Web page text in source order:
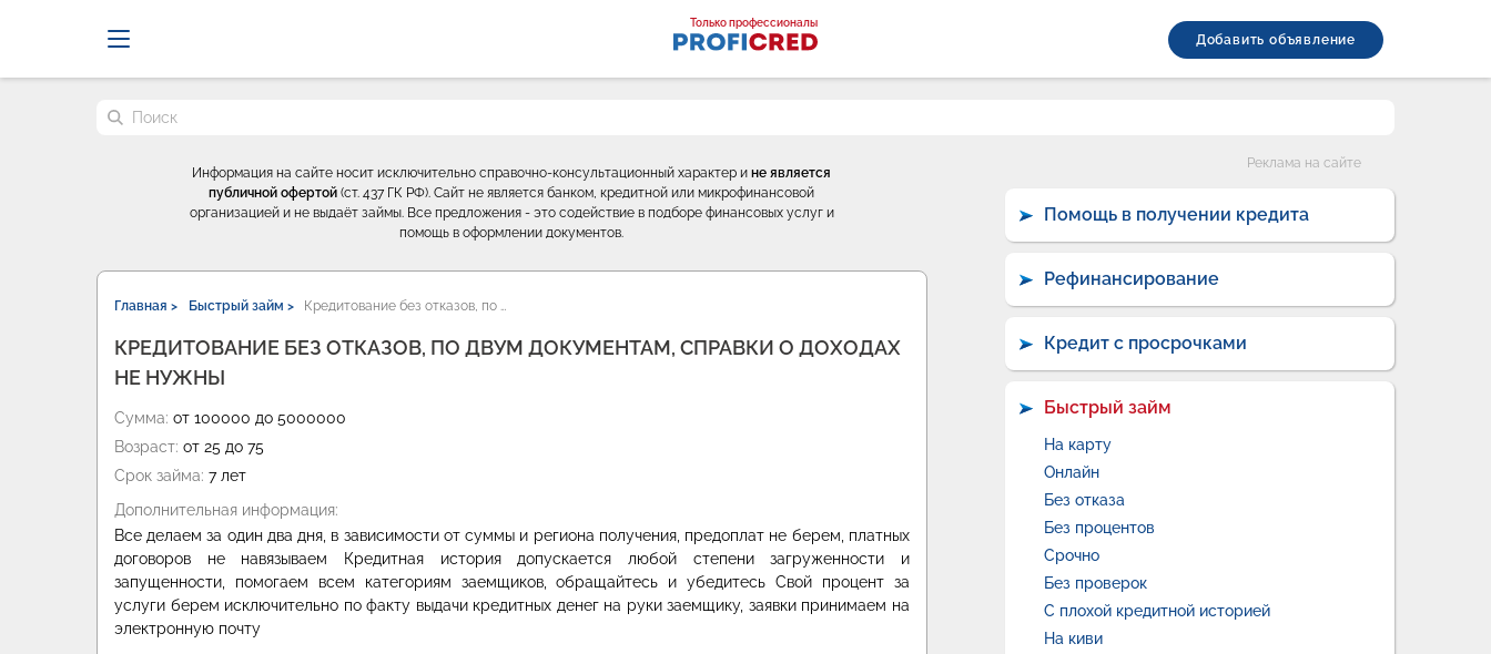
Только профессионалы
Добавить объявление
Поиск по сайту
Информация на сайте носит исключительно справочно-консультационный характер ине является
публичной офертой (ст. 437 ГК РФ). Сайт не является банком, кредитной или микрофинансовой
организацией и не выдаёт займы. Все предложения - это содействие в подборе финансовых услуг и
помощь в оформлении документов.
Главная > Быстрый займ > Кредитование без отказов, по …
КРЕДИТОВАНИЕ БЕЗ ОТКАЗОВ, ПО ДВУМ ДОКУМЕНТАМ, СПРАВКИ О ДОХОДАХ
НЕ НУЖНЫ
Сумма: от 100000 до 5000000
Возраст: от 25 до 75
Срок займа: 7 лет
Дополнительная информация:
Все делаем за один два дня, в зависимости от суммы и региона получения, предоплат не берем, платных
договоров не навязываем Кредитная история допускается любой степени загруженности и
запущенности, помогаем всем категориям заемщиков, обращайтесь и убедитесь Свой процент за
услуги берем исключительно по факту выдачи кредитных денег на руки заемщику, заявки принимаем на
электронную почту
Реклама на сайте
Помощь в получении кредита
Рефинансирование
Кредит с просрочками
Быстрый займ
На карту
Онлайн
Без отказа
Без процентов
Срочно
Без проверок
С плохой кредитной историей
На киви